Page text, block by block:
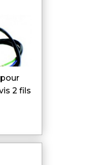
2 fils